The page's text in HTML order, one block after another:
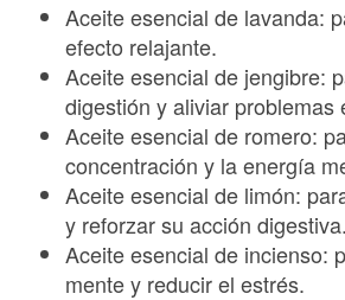
Aceite esencial de lavanda:
efecto relajante.
Aceite esencial de jengibre:
digestión y aliviar problemas
Aceite esencial de romero:
concentración y la energía
Aceite esencial de limón:
y reforzar su acción digestiva.
Aceite esencial de incienso:
mente y reducir el estrés.